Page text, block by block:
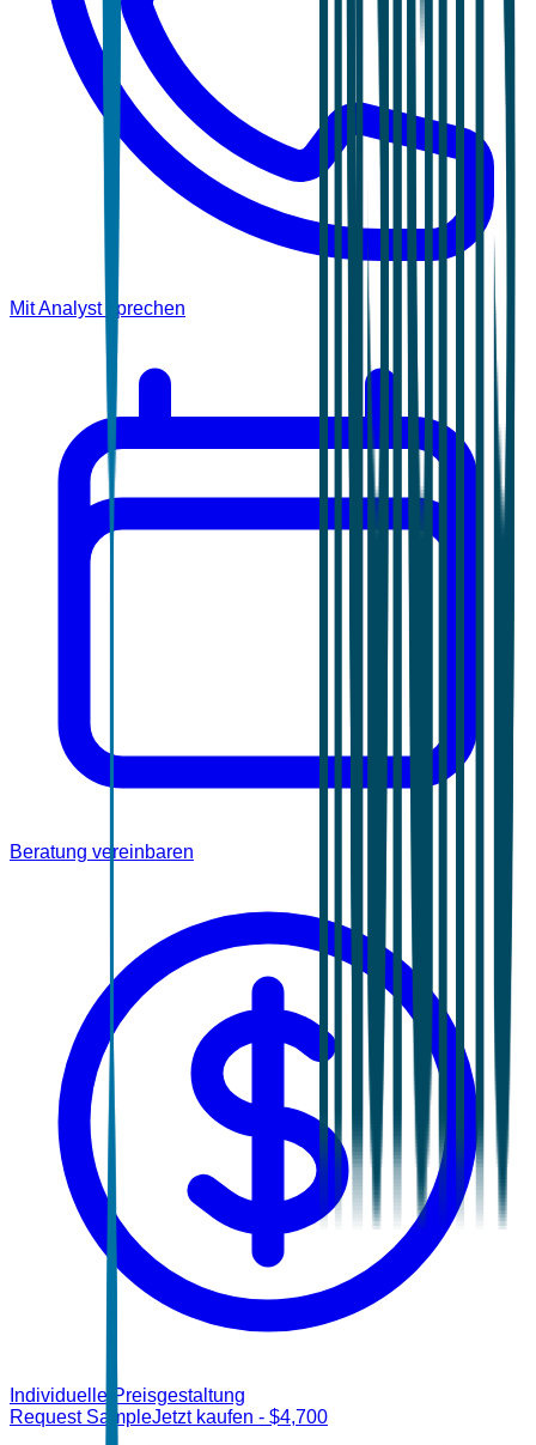
Mit Analyst sprechen
Beratung vereinbaren
Individuelle Preisgestaltung
Request SampleJetzt kaufen - $4,700